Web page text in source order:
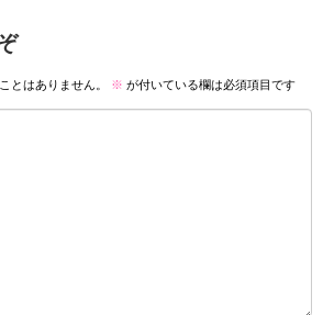
とはありません。 ※ が付いている欄は必須項目です